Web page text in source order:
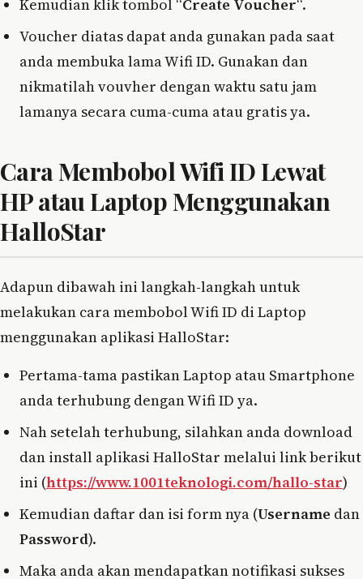
Kemudian klik tombol “Create Voucher“.
Voucher diatas dapat anda gunakan pada saat
anda membuka lama Wifi ID. Gunakan dan
nikmatilah vouvher dengan waktu satu jam
lamanya secara cuma-cuma atau gratis ya.
Cara Membobol Wifi ID Lewat
HP atau Laptop Menggunakan
HalloStar
Adapun dibawah ini langkah-langkah untuk
melakukan cara membobol Wifi ID di Laptop
menggunakan aplikasi HalloStar:
Pertama-tama pastikan Laptop atau Smartphone
anda terhubung dengan Wifi ID ya.
Nah setelah terhubung, silahkan anda download
dan install aplikasi HalloStar melalui link berikut
ini (https://www.1001teknologi.com/hallo-star)
Kemudian daftar dan isi form nya (Username dan
Password).
Maka anda akan mendapatkan notifikasi sukses